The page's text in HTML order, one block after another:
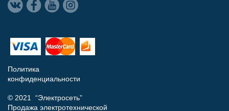
Политика
конфиденциальности
© 2021 “Электросеть”
Продажа электротехнической